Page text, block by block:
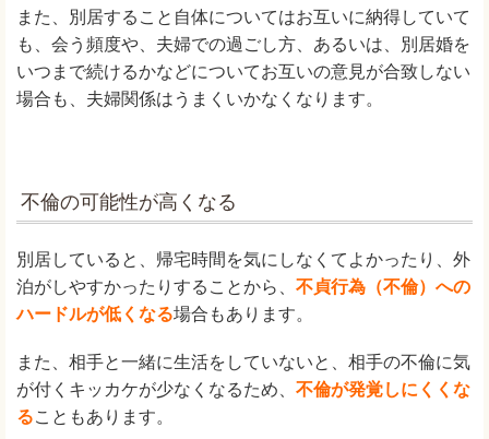
また、別居すること自体についてはお互いに納得していて
も、会う頻度や、夫婦での過ごし方、あるいは、別居婚を
いつまで続けるかなどについてお互いの意見が合致しない
場合も、夫婦関係はうまくいかなくなります。
不倫の可能性が高くなる
別居していると、帰宅時間を気にしなくてよかったり、外
泊がしやすかったりすることから、 不貞行為（不倫）への
ハードルが低くなる場合もあります。
また、相手と一緒に生活をしていないと、相手の不倫に気
が付くキッカケが少なくなるため、 不倫が発覚しにくくな
ることもあります。